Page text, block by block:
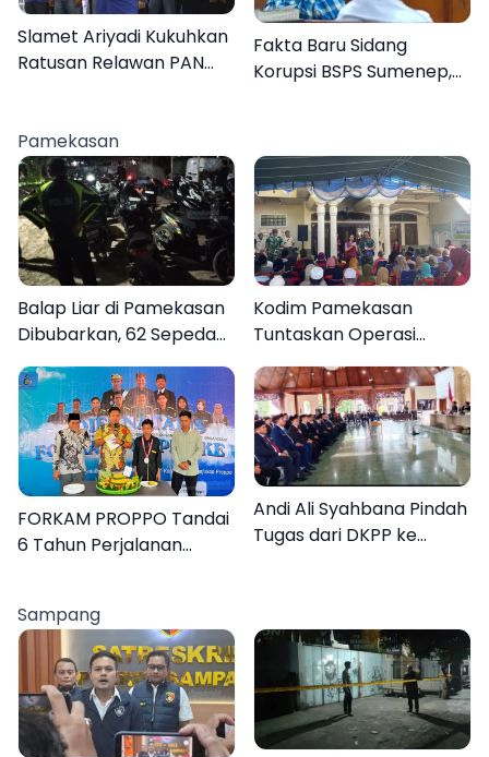
Slamet Ariyadi Kukuhkan
Ratusan Relawan PAN
Rakyat
Fakta Baru Sidang
Korupsi BSPS Sumenep,
Pamekasan
Balap Liar di Pamekasan
Dibubarkan, 62 Sepeda
Motor Diamankan
Kodim Pamekasan
Tuntaskan Operasi
Katarak Gratis, 160
Warga Kembali Melihat
Lebih Jelas
FORKAM PROPPO Tandai
6 Tahun Perjalanan
Organisasi
Andi Ali Syahbana Pindah
Tugas dari DKPP ke
Sampang